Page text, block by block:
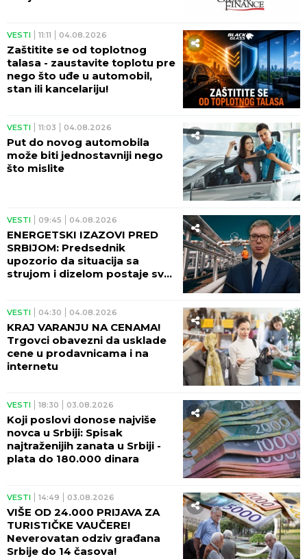
VESTI 11:11 04.08.2026
Zaštitite se od toplotnog
talasa - zaustavite toplotu pre
nego što uđe u automobil,
stan ili kancelariju!
VESTI 11:03 04.08.2026
Put do novog automobila
može biti jednostavniji nego
što mislite
VESTI 09:45 04.08.2026
ENERGETSKI IZAZOVI PRED
SRBIJOM: Predsednik
upozorio da situacija sa
strujom i dizelom postaje sve
VESTI 04:30 04.08.2026
KRAJ VARANJU NA CENAMA!
Trgovci obavezni da usklade
cene u prodavnicama i na
internetu
VESTI 18:30 03.08.2026
Koji poslovi donose najviše
novca u Srbiji: Spisak
najtraženijih zanata u Srbiji -
plata do 180.000 dinara
VESTI 14:49 03.08.2026
VIŠE OD 24.000 PRIJAVA ZA
TURISTIČKE VAUČERE!
Neverovatan odziv građana
Srbije do 14 časova!